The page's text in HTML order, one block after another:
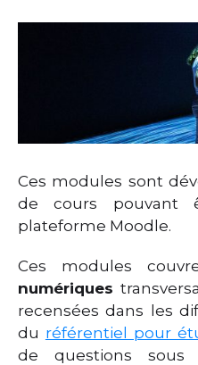
Ces modules sont
de cours pouvant
plateforme Moodle.
Ces modules
numériques
recensées dans les
du référentiel pour
de questions sous